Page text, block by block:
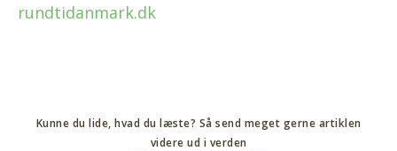
rundtidanmark.dk
Kunne du lide, hvad du læste? Så send meget gerne artiklen
videre ud i verden